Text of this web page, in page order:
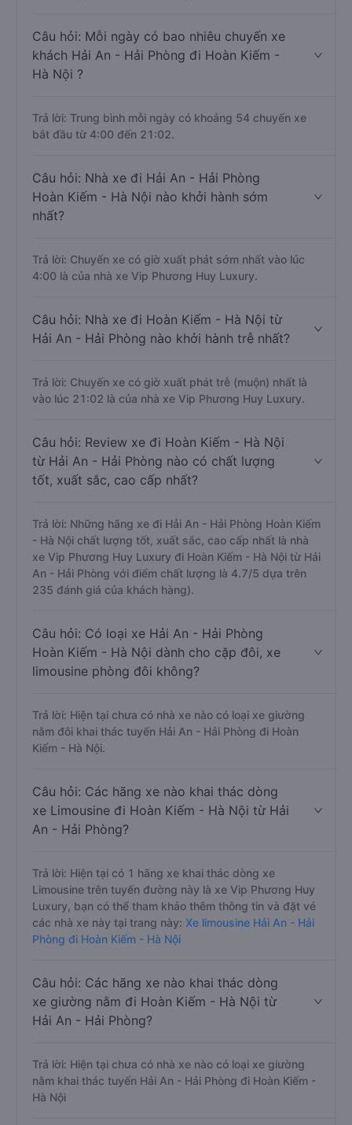
Câu hỏi: Mỗi ngày có bao nhiêu chuyến xe
khách Hải An - Hải Phòng đi Hoàn Kiếm -
Hà Nội ?
Trả lời: Trung bình mỗi ngày có khoảng 54 chuyến xe
bắt đầu từ 4:00 đến 21:02.
Câu hỏi: Nhà xe đi Hải An - Hải Phòng
Hoàn Kiếm - Hà Nội nào khởi hành sớm
nhất?
Trả lời: Chuyến xe có giờ xuất phát sớm nhất vào lúc
4:00 là của nhà xe Vip Phương Huy Luxury.
Câu hỏi: Nhà xe đi Hoàn Kiếm - Hà Nội từ
Hải An - Hải Phòng nào khởi hành trễ nhất?
Trả lời: Chuyến xe có giờ xuất phát trễ (muộn) nhất là
vào lúc 21:02 là của nhà xe Vip Phương Huy Luxury.
Câu hỏi: Review xe đi Hoàn Kiếm - Hà Nội
từ Hải An - Hải Phòng nào có chất lượng
tốt, xuất sắc, cao cấp nhất?
Trả lời: Những hãng xe đi Hải An - Hải Phòng Hoàn Kiếm
- Hà Nội chất lượng tốt, xuất sắc, cao cấp nhất là nhà
xe Vip Phương Huy Luxury đi Hoàn Kiếm - Hà Nội từ Hải
An - Hải Phòng với điểm chất lượng là 4.7/5 dựa trên
235 đánh giá của khách hàng).
Câu hỏi: Có loại xe Hải An - Hải Phòng
Hoàn Kiếm - Hà Nội dành cho cặp đôi, xe
limousine phòng đôi không?
Trả lời: Hiện tại chưa có nhà xe nào có loại xe giường
nằm đôi khai thác tuyến Hải An - Hải Phòng đi Hoàn
Kiếm - Hà Nội.
Câu hỏi: Các hãng xe nào khai thác dòng
xe Limousine đi Hoàn Kiếm - Hà Nội từ Hải
An - Hải Phòng?
Trả lời: Hiện tại có 1 hãng xe khai thác dòng xe
Limousine trên tuyến đường này là xe Vip Phương Huy
Luxury, bạn có thể tham khảo thêm thông tin và đặt vé
các nhà xe này tại trang này: Xe limousine Hải An - Hải
Phòng đi Hoàn Kiếm - Hà Nội
Câu hỏi: Các hãng xe nào khai thác dòng
xe giường nằm đi Hoàn Kiếm - Hà Nội từ
Hải An - Hải Phòng?
Trả lời: Hiện tại chưa có nhà xe nào có loại xe giường
nằm khai thác tuyến Hải An - Hải Phòng đi Hoàn Kiếm -
Hà Nội